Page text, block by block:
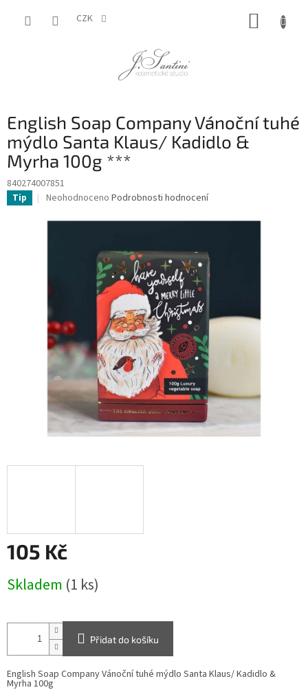
CZK
English Soap Company Vánoční tuhé
mýdlo Santa Klaus/ Kadidlo &
Myrha 100g ***
840274007851
Tip
Průměrné
produktu
hvězdiček.
Neohodnoceno Podrobnosti hodnocení
105 Kč
cena:
Skladem (1 ks)
Přidat do košíku
English Soap Company Vánoční tuhé mýdlo Santa Klaus/ Kadidlo &
Myrha 100g